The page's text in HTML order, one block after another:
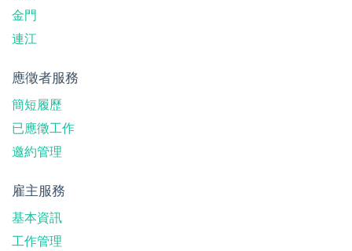
金門
連江
應徵者服務
簡短履歷
已應徵工作
邀約管理
雇主服務
基本資訊
工作管理